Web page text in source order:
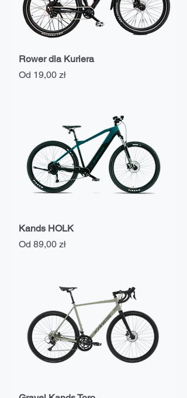
Rower dla Kuriera
Od 19,00 zł
Cena rabatowa
Kands HOLK
Od 89,00 zł
Cena rabatowa